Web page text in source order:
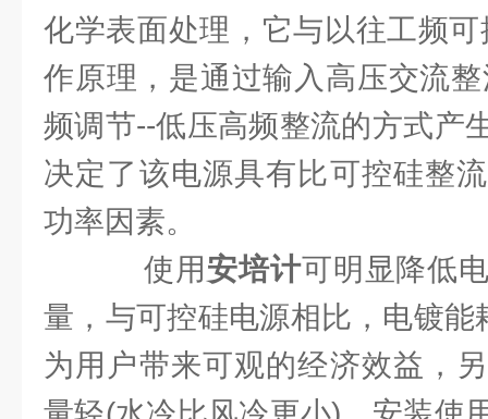
化学表面处理，它与以往工频
作原理，是通过输入高压交流
频调节--低压高频整流的方式产
决定了该电源具有比可控硅整
功率因素。
使用 安培计可明显降低
量，与可控硅电源相比，电镀
为用户带来可观的经济效益，